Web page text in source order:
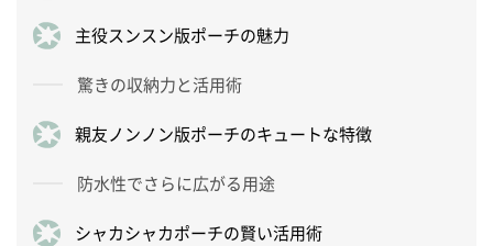
主役スンスン版ポーチの魅力
驚きの収納力と活用術
親友ノンノン版ポーチのキュートな特徴
防水性でさらに広がる用途
シャカシャカポーチの賢い活用術